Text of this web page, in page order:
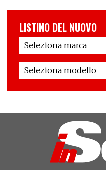
LISTINO DEL NUOVO